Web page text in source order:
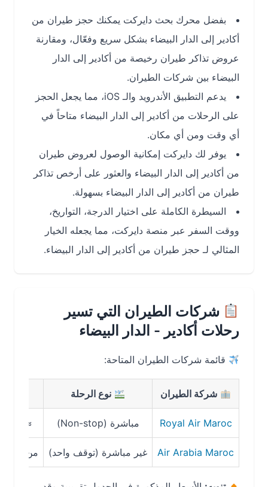
بفضل محرك بحث دايركت يمكنك حجز طيران من
أكادير إلى الدار البيضاء بشكل سريع وفعّال، ومقارنة
عروض تذاكر طيران رخيصة من أكادير إلى الدار
البيضاء بين شركات الطيران.
يدعم التطبيق الأندرويد والـ iOS، مما يجعل الحجز
على الرحلات من أكادير إلى الدار البيضاء متاحاً في
أي وقت ومن أي مكان.
يوفر لك دايركت إمكانية الوصول لعروض طيران
من أكادير إلى الدار البيضاء والعثور على أرخص تذاكر
طيران من أكادير إلى الدار البيضاء بسهولة.
السيطرة الكاملة على اختيار الدرجة، التواريخ،
ووقت السفر عبر منصة دايركت، مما يجعله الخيار
المثالي لـ حجز طيران من أكادير إلى الدار البيضاء.
شركات الطيران التي تسير
رحلات أكادير - الدار البيضاء
قائمة شركات الطيران المتاحة:
شركة الطيران نوع الرحلة
Royal Air Maroc مباشرة (Non-stop)
Air Arabia Maroc غير مباشرة (توقف واحد) من 2 إلى 4 ساعات حسب التوقف